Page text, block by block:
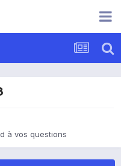
à vos questions